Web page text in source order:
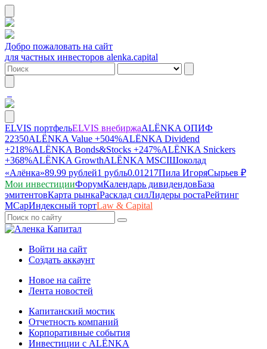
Добро пожаловать на сайт
для частных инвесторов alenka.capital
ELVIS портфельELVIS внебиржаALЁNKA ОПИФ
22350ALЁNKA Value +504%ALЁNKA Dividend
+218%ALЁNKA Bonds&Stocks +247%ALЁNKA Snickers
+368%ALЁNKA GrowthALЁNKA MSCIШоколад
«Алёнка»89.99 рублей1 рубль0.01217Пила ИгоряСырьев ₽
Мои инвестицииФорумКалендарь дивидендовБаза
эмитентовКарта рынкаРасклад силЛидеры ростаРейтинг
MCapИндексный тортLaw & Capital
Войти на сайт
Создать аккаунт
Новое на сайте
Лента новостей
Капитанский мостик
Отчетность компаний
Корпоративные события
Инвестиции с ALЁNKA